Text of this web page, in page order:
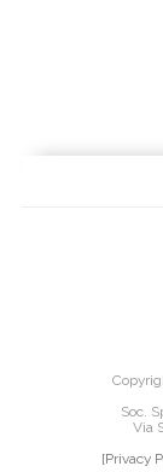
Soc.
Via
[Privacy